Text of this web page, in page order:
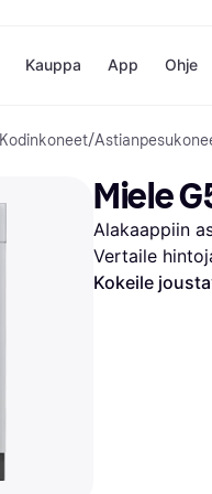
Kauppa
Kaupat
Gigantti
H&M
Peten
Wolt
App Ohje
Kodinkoneet/
Miele
Alakaappiin
Vertaile
Kokeile